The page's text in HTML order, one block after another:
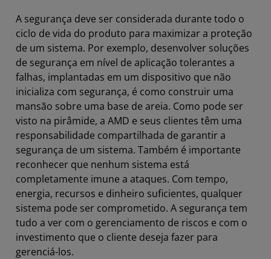
A segurança deve ser considerada durante todo o
ciclo de vida do produto para maximizar a proteção
de um sistema. Por exemplo, desenvolver soluções
de segurança em nível de aplicação tolerantes a
falhas, implantadas em um dispositivo que não
inicializa com segurança, é como construir uma
mansão sobre uma base de areia. Como pode ser
visto na pirâmide, a AMD e seus clientes têm uma
responsabilidade compartilhada de garantir a
segurança de um sistema. Também é importante
reconhecer que nenhum sistema está
completamente imune a ataques. Com tempo,
energia, recursos e dinheiro suficientes, qualquer
sistema pode ser comprometido. A segurança tem
tudo a ver com o gerenciamento de riscos e com o
investimento que o cliente deseja fazer para
gerenciá-los.